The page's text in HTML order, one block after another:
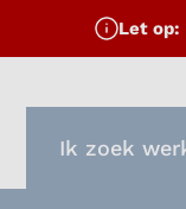
Let op:
Ik zoek